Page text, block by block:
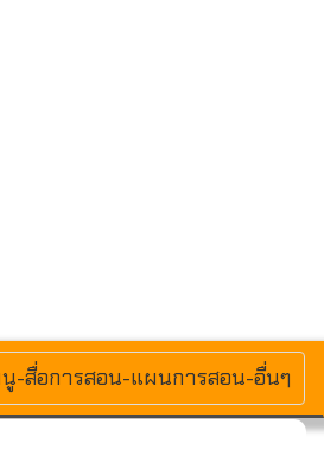
นู-สื่อการสอน-แผนการสอน-อื่นๆ